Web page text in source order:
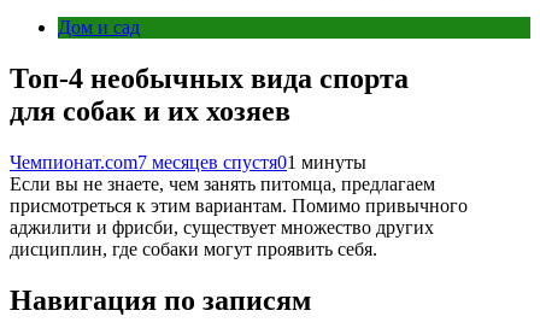
Дом и сад
Топ-4 необычных вида спорта
для собак и их хозяев
Чемпионат.com7 месяцев спустя01 минуты
Если вы не знаете, чем занять питомца, предлагаем
присмотреться к этим вариантам. Помимо привычного
аджилити и фрисби, существует множество других
дисциплин, где собаки могут проявить себя.
Навигация по записям